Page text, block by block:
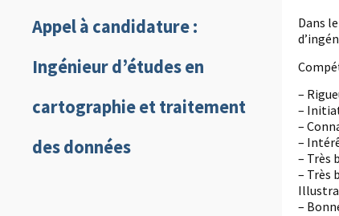
Appel à candidature :
Ingénieur d’études en
cartographie et traitement
des données
Dans
–
–
–
–
– Très
– Très
–